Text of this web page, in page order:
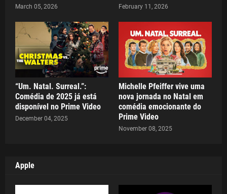
March 05, 2026 February 11, 2026
“Um. Natal. Surreal.”:
Comédia de 2025 já está
disponível no Prime Video
December 04, 2025
Michelle Pfeiffer vive uma
nova jornada no Natal em
comédia emocionante do
Prime Video
November 08, 2025
Apple